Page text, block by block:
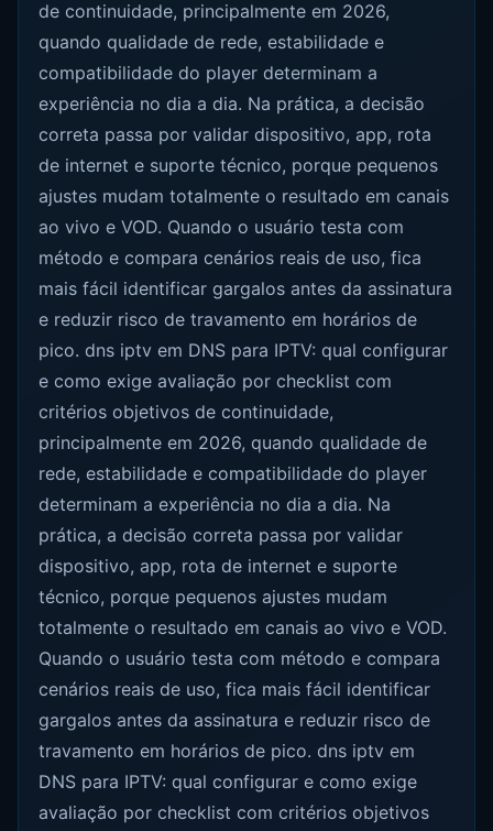
de continuidade, principalmente em 2026,
quando qualidade de rede, estabilidade e
compatibilidade do player determinam a
experiência no dia a dia. Na prática, a decisão
correta passa por validar dispositivo, app, rota
de internet e suporte técnico, porque pequenos
ajustes mudam totalmente o resultado em canais
ao vivo e VOD. Quando o usuário testa com
método e compara cenários reais de uso, fica
mais fácil identificar gargalos antes da assinatura
e reduzir risco de travamento em horários de
pico. dns iptv em DNS para IPTV: qual configurar
e como exige avaliação por checklist com
critérios objetivos de continuidade,
principalmente em 2026, quando qualidade de
rede, estabilidade e compatibilidade do player
determinam a experiência no dia a dia. Na
prática, a decisão correta passa por validar
dispositivo, app, rota de internet e suporte
técnico, porque pequenos ajustes mudam
totalmente o resultado em canais ao vivo e VOD.
Quando o usuário testa com método e compara
cenários reais de uso, fica mais fácil identificar
gargalos antes da assinatura e reduzir risco de
travamento em horários de pico. dns iptv em
DNS para IPTV: qual configurar e como exige
avaliação por checklist com critérios objetivos